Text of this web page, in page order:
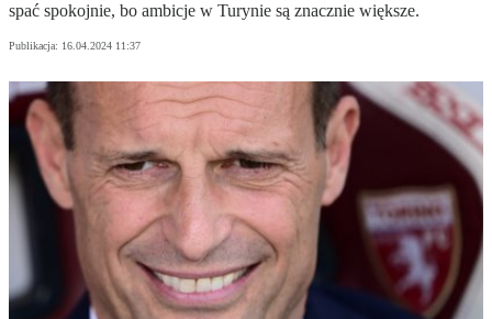
spać spokojnie, bo ambicje w Turynie są znacznie większe.
Publikacja: 16.04.2024 11:37